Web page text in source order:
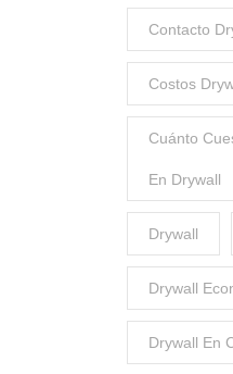
Contacto
Costos
Cuánto
En Drywall
Drywall
Drywall
Drywall En